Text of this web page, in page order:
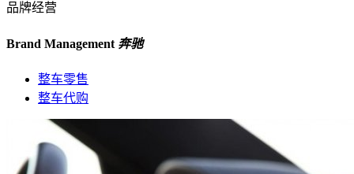
品牌经营
Brand Management 奔驰
整车零售
整车代购